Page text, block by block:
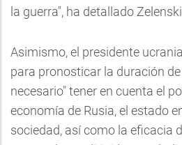
la guerra", ha detallado
Asimismo, el presidente
para pronosticar la duración de
necesario" tener en cuenta el
economía de Rusia, el estado
sociedad, así como la eficacia